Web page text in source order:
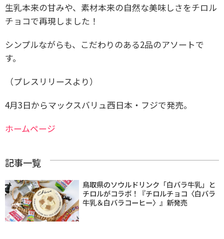
生乳本来の甘みや、素材本来の自然な美味しさをチロル
チョコで再現しました！
シンプルながらも、こだわりのある2品のアソートで
す。
（プレスリリースより）
4月3日からマックスバリュ西日本・フジで発売。
ホームページ
記事一覧
鳥取県のソウルドリンク「白バラ牛乳」と
チロルがコラボ！『チロルチョコ〈白バラ
牛乳＆白バラコーヒー〉』新発売